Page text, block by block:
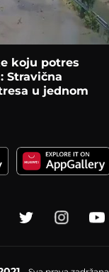
koju potres
Stravična
u jednom